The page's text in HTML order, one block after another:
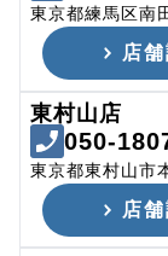
東京都練馬区南
店
東村山店
050-
東京都東村山市
店